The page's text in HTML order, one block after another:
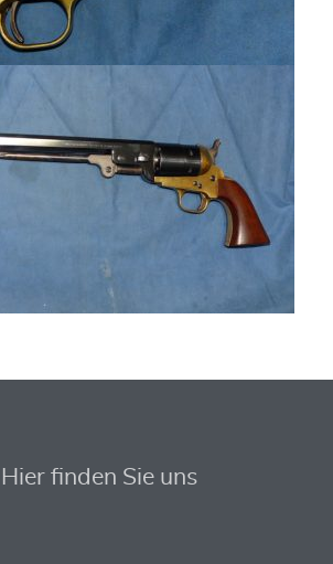
Hier finden Sie uns